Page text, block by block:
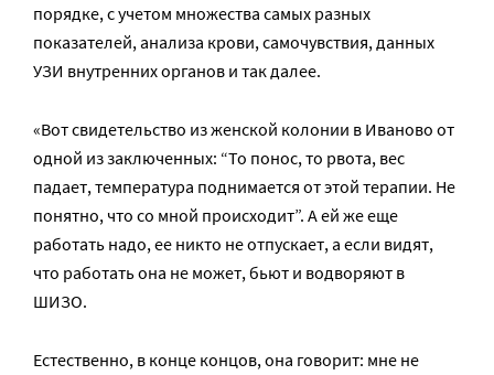
порядке, с учетом множества самых разных
показателей, анализа крови, самочувствия, данных
УЗИ внутренних органов и так далее.
«Вот свидетельство из женской колонии в Иваново от
одной из заключенных: “То понос, то рвота, вес
падает, температура поднимается от этой терапии. Не
понятно, что со мной происходит”. А ей же еще
работать надо, ее никто не отпускает, а если видят,
что работать она не может, бьют и водворяют в
ШИЗО.
Естественно, в конце концов, она говорит: мне не